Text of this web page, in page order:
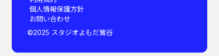
個人情報保護方針
お問い合わせ
©︎2025 スタジオよもだ鶯谷